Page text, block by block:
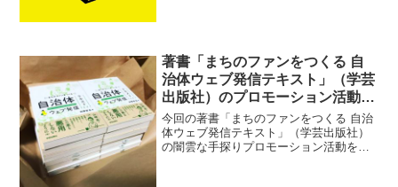
著書「まちのファンをつくる 自
治体ウェブ発信テキスト」（学芸
出版社）のプロモーション活動ま
とめ
今回の著書「まちのファンをつくる 自治
体ウェブ発信テキスト」（学芸出版社）
の闇雲な手探りプロモーション活動を見